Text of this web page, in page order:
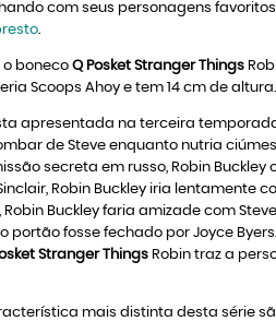
com seus personagens
.
o boneco Q Posket Stranger Things
Scoops Ahoy e tem 14 cm de altura.
apresentada na terceira
de Steve enquanto nutria
secreta em russo, Robin
Robin Buckley iria
Buckley faria amizade com
fosse fechado por Joyce
Stranger Things Robin traz a
mais distinta desta série